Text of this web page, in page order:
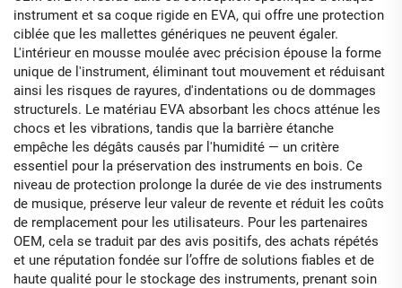
instrument et sa coque rigide en EVA, qui offre une protection
ciblée que les mallettes génériques ne peuvent égaler.
L'intérieur en mousse moulée avec précision épouse la forme
unique de l'instrument, éliminant tout mouvement et réduisant
ainsi les risques de rayures, d'indentations ou de dommages
structurels. Le matériau EVA absorbant les chocs atténue les
chocs et les vibrations, tandis que la barrière étanche
empêche les dégâts causés par l'humidité — un critère
essentiel pour la préservation des instruments en bois. Ce
niveau de protection prolonge la durée de vie des instruments
de musique, préserve leur valeur de revente et réduit les coûts
de remplacement pour les utilisateurs. Pour les partenaires
OEM, cela se traduit par des avis positifs, des achats répétés
et une réputation fondée sur l’offre de solutions fiables et de
haute qualité pour le stockage des instruments, prenant soin